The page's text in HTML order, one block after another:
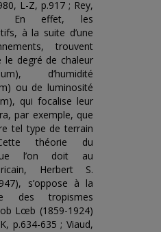
L-Z, p.917 ; Rey,
En effet, les
à la suite d’une
trouvent
le degré de chaleur
d’humidité
ou de luminosité
qui focalise leur
par exemple, que
tel type de terrain
théorie du
l’on doit au
Herbert S.
s’oppose à la
des tropismes
Lœb (1859-1924)
p.634-635 ; Viaud,